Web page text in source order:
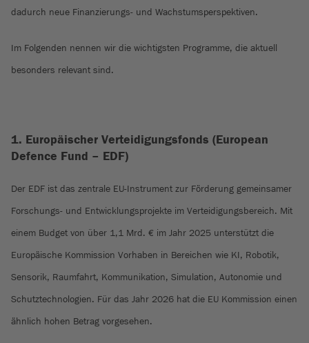
dadurch neue Finanzierungs- und Wachstumsperspektiven.
Im Folgenden nennen wir die wichtigsten Programme, die aktuell
besonders relevant sind.
1. Europäischer Verteidigungsfonds (European
Defence Fund – EDF)
Der EDF ist das zentrale EU-Instrument zur Förderung gemeinsamer
Forschungs- und Entwicklungsprojekte im Verteidigungsbereich. Mit
einem Budget von über 1,1 Mrd. € im Jahr 2025 unterstützt die
Europäische Kommission Vorhaben in Bereichen wie KI, Robotik,
Sensorik, Raumfahrt, Kommunikation, Simulation, Autonomie und
Schutztechnologien. Für das Jahr 2026 hat die EU Kommission einen
ähnlich hohen Betrag vorgesehen.